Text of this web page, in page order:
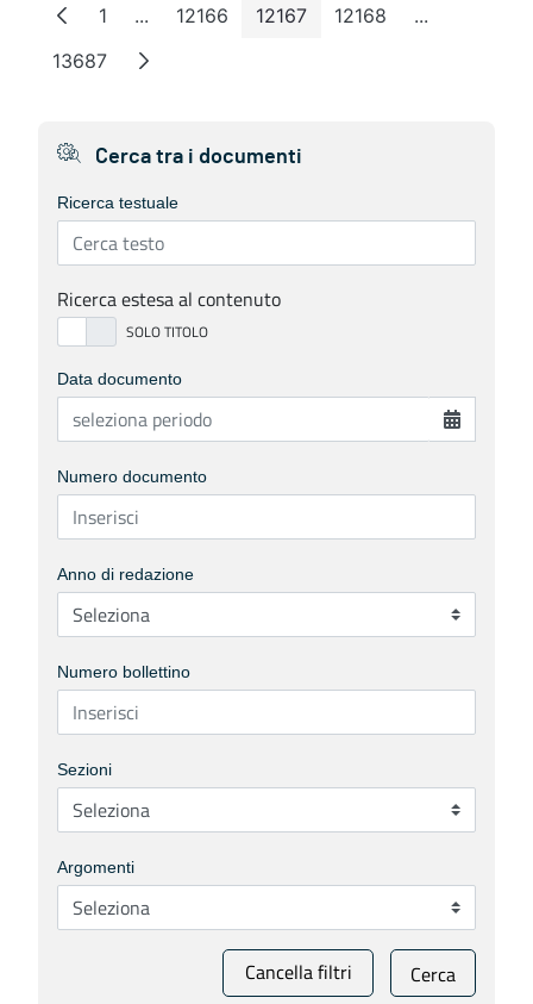
Pagina
1 ...Pagine intermedie
Pagina
12166 Pagina
12167 Pagina
12168 ...Pagine
Pagina
13687
Cerca tra i documenti
Ricerca testuale
Ricerca estesa al contenuto
Data documento
Numero documento
Anno di redazione
Numero bollettino
Sezioni
Argomenti
Cancella filtri Cerca